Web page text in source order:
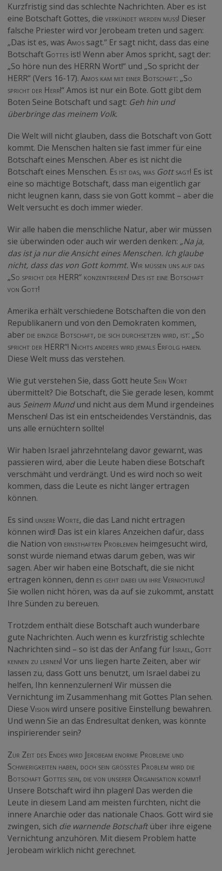
Kurzfristig sind das schlechte Nachrichten. Aber es ist
eine Botschaft Gottes, die verkündet werden muss! Dieser
falsche Priester wird vor Jerobeam treten und sagen:
„Das ist es, was Amos sagt.“ Er sagt nicht, dass das eine
Botschaft Gottes ist! Wenn aber Amos spricht, sagt der:
„So höre nun des HERRN Wort!“ und „So spricht der
HERR“ (Vers 16-17). Amos kam mit einer Botschaft: „So
spricht der Herr!“ Amos ist nur ein Bote. Gott gibt dem
Boten Seine Botschaft und sagt: Geh hin und
überbringe das meinem Volk.
Die Welt will nicht glauben, dass die Botschaft von Gott
kommt. Die Menschen halten sie fast immer für eine
Botschaft eines Menschen. Aber es ist nicht die
Botschaft eines Menschen. Es ist das, was Gott sagt! Es ist
eine so mächtige Botschaft, dass man eigentlich gar
nicht leugnen kann, dass sie von Gott kommt – aber die
Welt versucht es doch immer wieder.
Wir alle haben die menschliche Natur, aber wir müssen
sie überwinden oder auch wir werden denken: „Na ja,
das ist ja nur die Ansicht eines Menschen. Ich glaube
nicht, dass das von Gott kommt. Wir müssen uns auf das
„So spricht der HERR“ konzentrieren! Dies ist eine Botschaft
von Gott!
Amerika erhält verschiedene Botschaften die von den
Republikanern und von den Demokraten kommen,
aber die einzige Botschaft, die sich durchsetzen wird, ist: „So
spricht der HERR“! Nichts anderes wird jemals Erfolg haben.
Diese Welt muss das verstehen.
Wie gut verstehen Sie, dass Gott heute Sein Wort
übermittelt? Die Botschaft, die Sie gerade lesen, kommt
aus Seinem Mundund nicht aus dem Mund irgendeines
Menschen! Das ist ein entscheidendes Verständnis, das
uns alle ernüchtern sollte!
Wir haben Israel jahrzehntelang davor gewarnt, was
passieren wird, aber die Leute haben diese Botschaft
verschmäht und verdrängt. Und es wird noch so weit
kommen, dass die Leute es nicht länger ertragen
können.
Es sind unsere Worte, die das Land nicht ertragen
können wird! Das ist ein klares Anzeichen dafür, dass
die Nation von ernsthaften Problemen heimgesucht wird,
sonst würde niemand etwas darum geben, was wir
sagen. Aber wir haben eine Botschaft, die sie nicht
ertragen können, denn es geht dabei um ihre Vernichtung!
Sie wollen nicht hören, was da auf sie zukommt, anstatt
Ihre Sünden zu bereuen.
Trotzdem enthält diese Botschaft auch wunderbare
gute Nachrichten. Auch wenn es kurzfristig schlechte
Nachrichten sind – so ist das der Anfang für Israel, Gott
kennen zu lernen! Vor uns liegen harte Zeiten, aber wir
lassen zu, dass Gott uns benutzt, um Israel dabei zu
helfen, Ihn kennenzulernen! Wir müssen die
Vernichtung im Zusammenhang mit Gottes Plan sehen.
Diese Vision wird unsere positive Einstellung bewahren.
Und wenn Sie an das Endresultat denken, was könnte
inspirierender sein?
Zur Zeit des Endes wird Jerobeam enorme Probleme und
Schwierigkeiten haben, doch sein größtes Problem wird die
Botschaft Gottes sein, die von unserer Organisation kommt!
Unsere Botschaft wird ihn plagen! Das werden die
Leute in diesem Land am meisten fürchten, nicht die
innere Anarchie oder das nationale Chaos. Gott wird sie
zwingen, sich die warnende Botschaftüber ihre eigene
Vernichtung anzuhören. Mit diesem Problem hatte
Jerobeam wirklich nicht gerechnet.